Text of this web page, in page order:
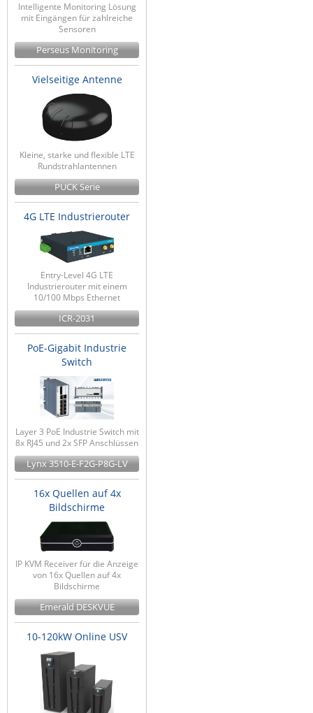
Vision
WATTECO
Westermo
Yuasa
ZPE Systems
News zu unseren Herstellern
Intelligente Monitoring Lösung
mit Eingängen für zahlreiche
Sensoren
Perseus Monitoring
Vielseitige Antenne
Kleine, starke und flexible LTE
Rundstrahlantennen
PUCK Serie
4G LTE Industrierouter
Entry-Level 4G LTE
Industrierouter mit einem
10/100 Mbps Ethernet
ICR-2031
PoE-Gigabit Industrie
Switch
Layer 3 PoE Industrie Switch mit
8x RJ45 und 2x SFP Anschlüssen
Lynx 3510-E-F2G-P8G-LV
16x Quellen auf 4x
Bildschirme
IP KVM Receiver für die Anzeige
von 16x Quellen auf 4x
Bildschirme
Emerald DESKVUE
10-120kW Online USV